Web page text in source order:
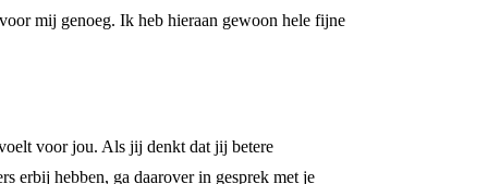
mij genoeg. Ik heb hieraan gewoon hele fijne
voor jou. Als jij denkt dat jij betere
erbij hebben, ga daarover in gesprek met je